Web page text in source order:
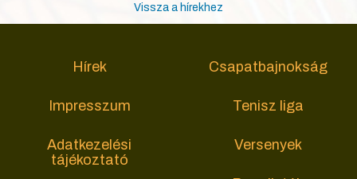
Vissza a hírekhez
Hírek
Impresszum
Adatkezelési
tájékoztató
Csapatbajnokság
Tenisz liga
Versenyek